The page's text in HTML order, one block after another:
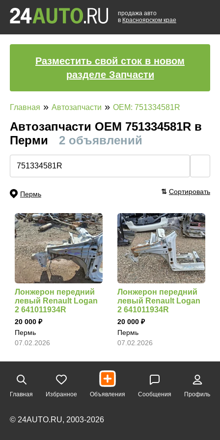
продажа авто
в Красноярском крае
Разместить свой сток в новом
разделе Запчасти
Главная » Автозапчасти » OEM: 751334581R
Автозапчасти ОЕМ 751334581R в
Перми
2 объявлений
Пермь ⇅ Сортировать
Лонжерон передний
левый Renault Logan
2 641011934R
20 000
Пермь
07.02.2026
Лонжерон передний
левый Renault Logan
2 641011934R
20 000
Пермь
07.02.2026
Главная Избранное Объявления Сообщения Профиль
© 24AUTO.RU, 2003-2026